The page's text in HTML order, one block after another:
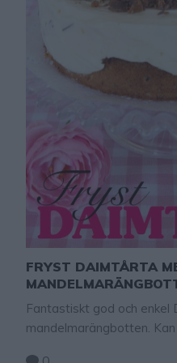
FRYST DAIMTÅRTA
Fantastiskt god och enkel
mandelmarängbotten.